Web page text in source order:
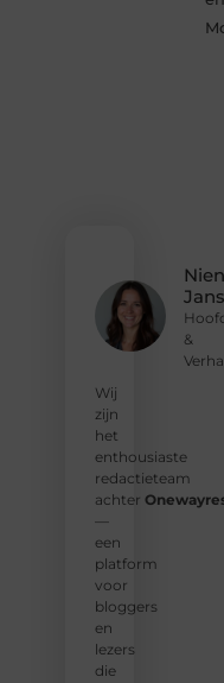
&
Wij
zijn
het
enthousiaste
redactieteam
achter
—
een
platform
voor
bloggers
en
lezers
die